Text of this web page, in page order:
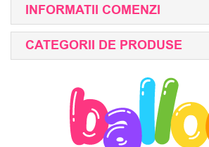
INFORMATII COMENZI
CATEGORII DE PRODUSE